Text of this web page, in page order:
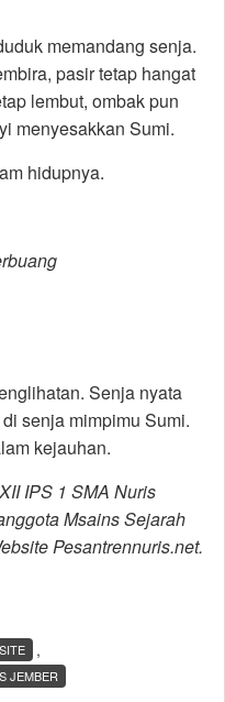
memandang senja.
pasir tetap hangat
lembut, ombak pun
menyesakkan Sumi.
hidupnya.
Senja nyata
senja mimpimu Sumi.
kejauhan.
IPS 1 SMA Nuris
Msains Sejarah
Pesantrennuris.net.
,
JEMBER